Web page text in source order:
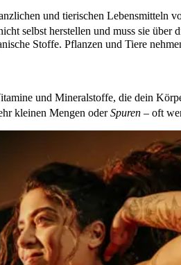
und tierischen Lebensmitteln
selbst herstellen und muss sie
Stoffe. Pflanzen und Tiere
und Mineralstoffe, die dein
kleinen Mengen oderSpuren – oft